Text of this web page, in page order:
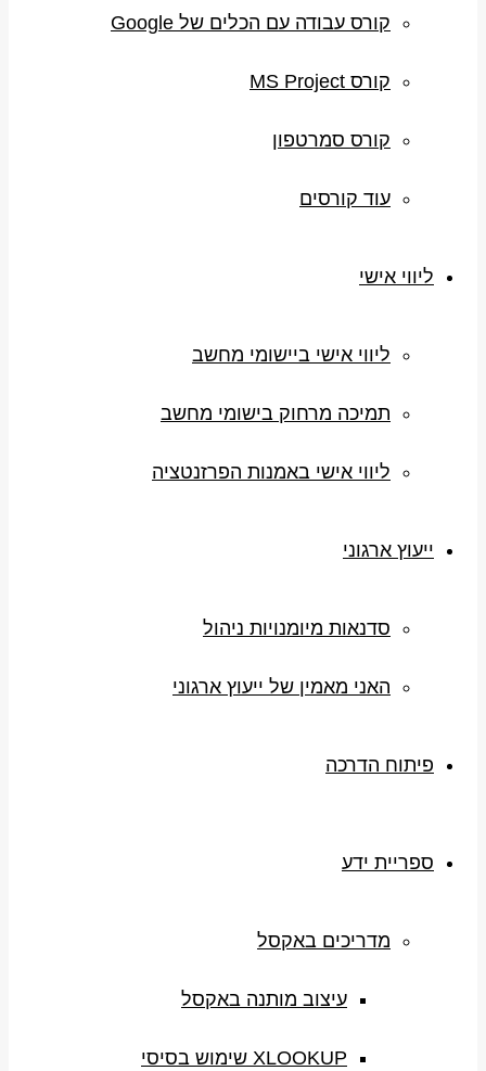
קורס עבודה עם הכלים של Google
קורס MS Project
קורס סמרטפון
עוד קורסים
ליווי אישי
ליווי אישי ביישומי מחשב
תמיכה מרחוק בישומי מחשב
ליווי אישי באמנות הפרזנטציה
ייעוץ ארגוני
סדנאות מיומנויות ניהול
האני מאמין של ייעוץ ארגוני
פיתוח הדרכה
ספריית ידע
מדריכים באקסל
עיצוב מותנה באקסל
XLOOKUP שימוש בסיסי